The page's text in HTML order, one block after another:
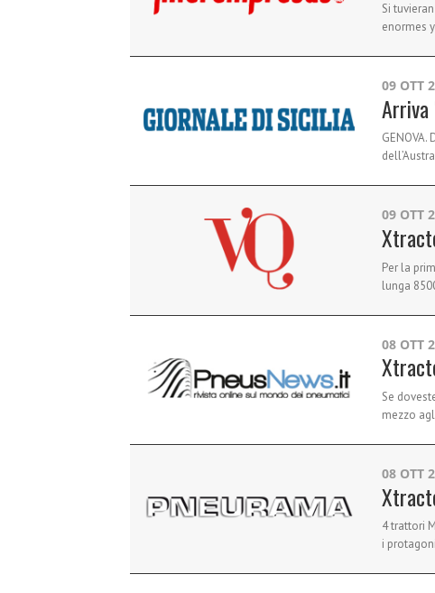
Si
enormes
09 OTT
09 OTT
Per la
lunga
08 OTT
Se
mezzo
08 OTT
4 trattori
i